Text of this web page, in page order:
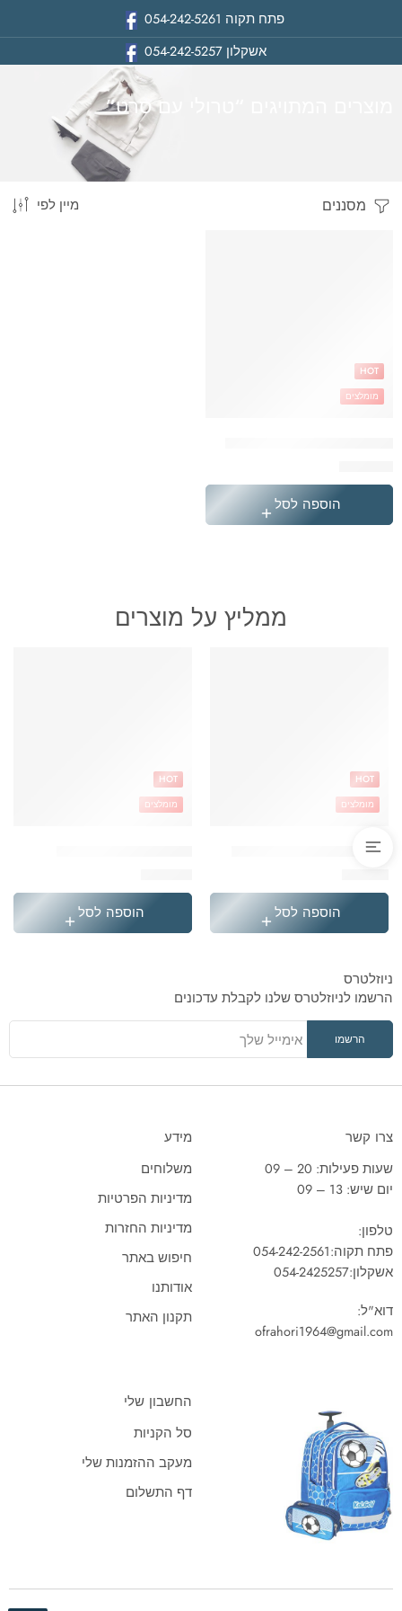
פתח תקוה 054-242-5261
אשקלון054-242-5257
מוצרים המתויגים “טרולי עם סרט”
ביתמסננים מיין לפי
HOT
מומלצים
הוספה לסל
ממליץ על מוצרים
'בקבוק תרמי נירוסטה סטיץ
HOT
מומלצים
הוספה לסל
HOT
מומלצים
הוספה לסל
ניוזלטרס
הרשמו לניוזלטרס שלנו לקבלת עדכונים
צרו קשר
שעות פעילות: 20 – 09
יום שיש: 13 – 09
טלפון:
פתח תקוה:054-242-2561
אשקלון:054-2425257
דוא"ל:
ofrahori1964@gmail.com
מידע
משלוחים
מדיניות הפרטיות
מדיניות החזרות
חיפוש באתר
אודותנו
תקנון האתר
החשבון שלי
סל הקניות
מעקב ההזמנות שלי
דף התשלום